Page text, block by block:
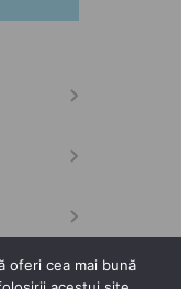
oferi cea mai bună